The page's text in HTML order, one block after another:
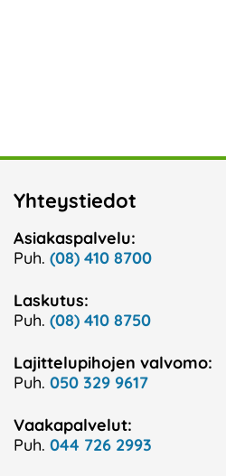
Yhteystiedot
Asiakaspalvelu:
Puh. (08) 410 8700
Laskutus:
Puh. (08) 410 8750
Lajittelupihojen valvomo:
Puh. 050 329 9617
Vaakapalvelut:
Puh. 044 726 2993